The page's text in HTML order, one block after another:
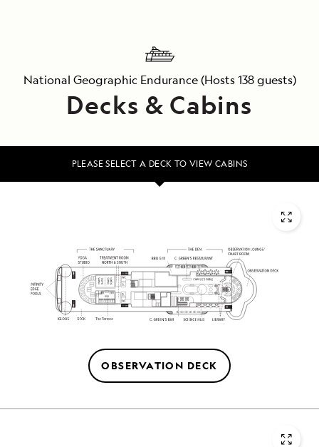
National Geographic Endurance(Hosts 138 guests)
Decks & Cabins
PLEASE SELECT A DECK TO VIEW CABINS
OBSERVATION DECK